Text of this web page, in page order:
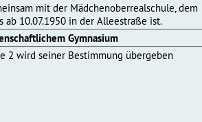
mit der Mädchenoberrealschule, dem
ab 10.07.1950 in der Alleestraße ist.
Gymnasium
2 wird seiner Bestimmung übergeben